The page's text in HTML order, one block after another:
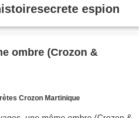
espion
ombre (Crozon &
Crozon Martinique